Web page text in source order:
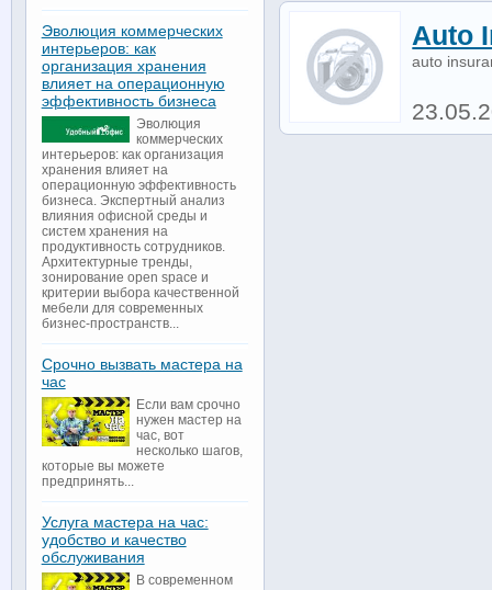
Auto
auto
Эволюция коммерческих
интерьеров: как
организация хранения
влияет на операционную
эффективность бизнеса
Эволюция
коммерческих
интерьеров: как организация
хранения влияет на
операционную эффективность
бизнеса. Экспертный анализ
влияния офисной среды и
систем хранения на
продуктивность сотрудников.
Архитектурные тренды,
зонирование open space и
критерии выбора качественной
мебели для современных
бизнес-пространств...
Срочно вызвать мастера на
час
Если вам срочно
нужен мастер на
час, вот
несколько шагов,
которые вы можете
предпринять...
Услуга мастера на час:
удобство и качество
обслуживания
В современном